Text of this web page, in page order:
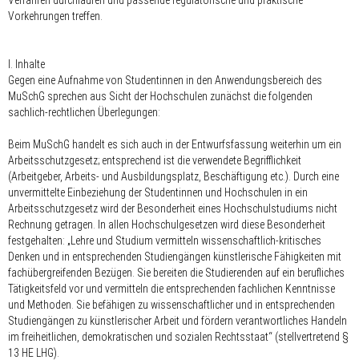
Vorkehrungen treffen.
I. Inhalte
Gegen eine Aufnahme von Studentinnen in den Anwendungsbereich des
MuSchG sprechen aus Sicht der Hochschulen zunächst die folgenden
sachlich-rechtlichen Überlegungen:
Beim MuSchG handelt es sich auch in der Entwurfsfassung weiterhin um ein
Arbeitsschutzgesetz; entsprechend ist die verwendete Begrifflichkeit
(Arbeitgeber, Arbeits- und Ausbildungsplatz, Beschäftigung etc.). Durch eine
unvermittelte Einbeziehung der Studentinnen und Hochschulen in ein
Arbeitsschutzgesetz wird der Besonderheit eines Hochschulstudiums nicht
Rechnung getragen. In allen Hochschulgesetzen wird diese Besonderheit
festgehalten: „Lehre und Studium vermitteln wissenschaftlich-kritisches
Denken und in entsprechenden Studiengängen künstlerische Fähigkeiten mit
fachübergreifenden Bezügen. Sie bereiten die Studierenden auf ein berufliches
Tätigkeitsfeld vor und vermitteln die entsprechenden fachlichen Kenntnisse
und Methoden. Sie befähigen zu wissenschaftlicher und in entsprechenden
Studiengängen zu künstlerischer Arbeit und fördern verantwortliches Handeln
im freiheitlichen, demokratischen und sozialen Rechtsstaat“ (stellvertretend §
13 HE LHG).